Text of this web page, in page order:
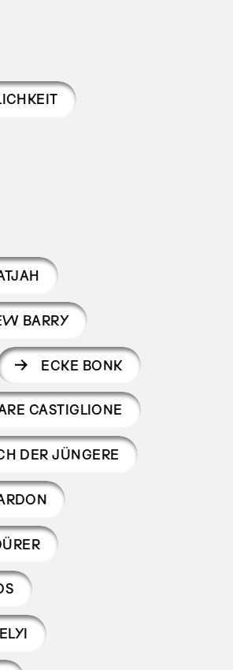
BARRY
ECKE BONK
CASTIGLIONE
DER JÜNGERE